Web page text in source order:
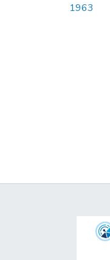
1963